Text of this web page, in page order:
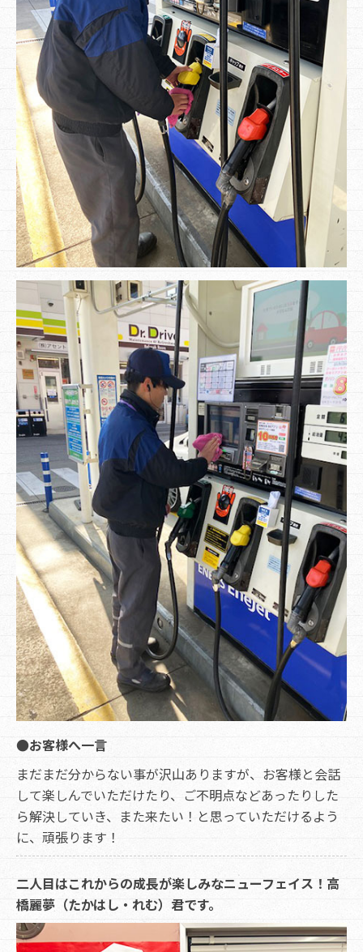
●お客様へ一言
まだまだ分からない事が沢山ありますが、お客様と会話
して楽しんでいただけたり、ご不明点などあったりした
ら解決していき、また来たい！と思っていただけるよう
に、頑張ります！
二人目はこれからの成長が楽しみなニューフェイス！高
橋麗夢（たかはし・れむ）君です。